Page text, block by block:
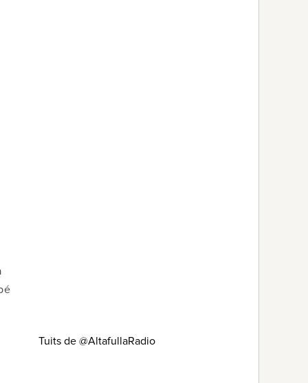
Tuits de @AltafullaRadio